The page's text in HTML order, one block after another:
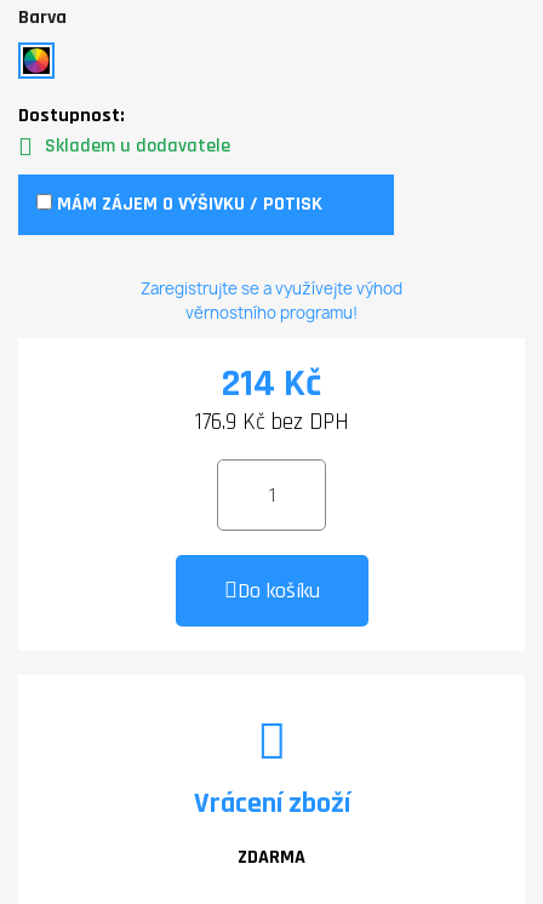
Barva
Dostupnost:
Skladem u dodavatele
MÁM ZÁJEM O VÝŠIVKU / POTISK
Zaregistrujte se a využívejte výhod
věrnostního programu!
214 Kč
176.9 Kč bez DPH
Do košíku
Vrácení zboží
ZDARMA